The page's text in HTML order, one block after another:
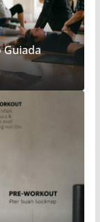
Guiada